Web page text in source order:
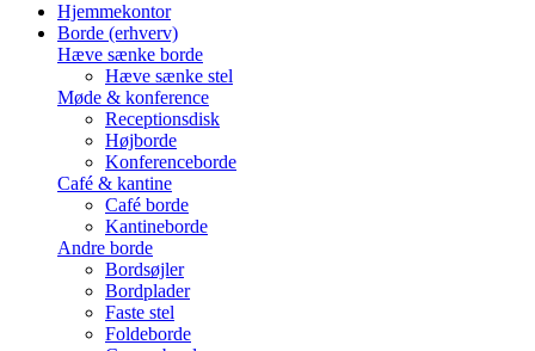
Hjemmekontor
Borde (erhverv)
Hæve sænke borde
Hæve sænke stel
Møde & konference
Receptionsdisk
Højborde
Konferenceborde
Café & kantine
Café borde
Kantineborde
Andre borde
Bordsøjler
Bordplader
Faste stel
Foldeborde